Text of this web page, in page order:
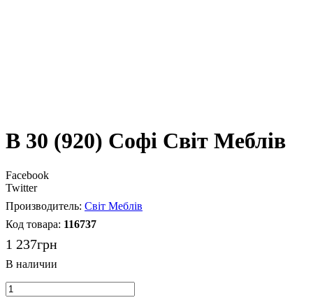
В 30 (920) Софі Світ Меблів
Facebook
Twitter
Світ Меблів
116737
1 237грн